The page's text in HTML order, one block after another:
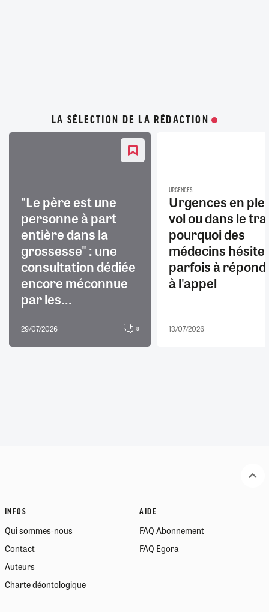
LA SÉLECTION DE LA RÉDACTION
"Le père est une
personne à part
entière dans la
grossesse" : une
consultation dédiée
encore méconnue
par les...
29/07/2026 8
URGENCES
Urgences en
vol ou dans le
pourquoi des
médecins
parfois à
à l'appel
13/07/2026
INFOS
Qui sommes-nous
Contact
Auteurs
Charte déontologique
AIDE
FAQ Abonnement
FAQ Egora